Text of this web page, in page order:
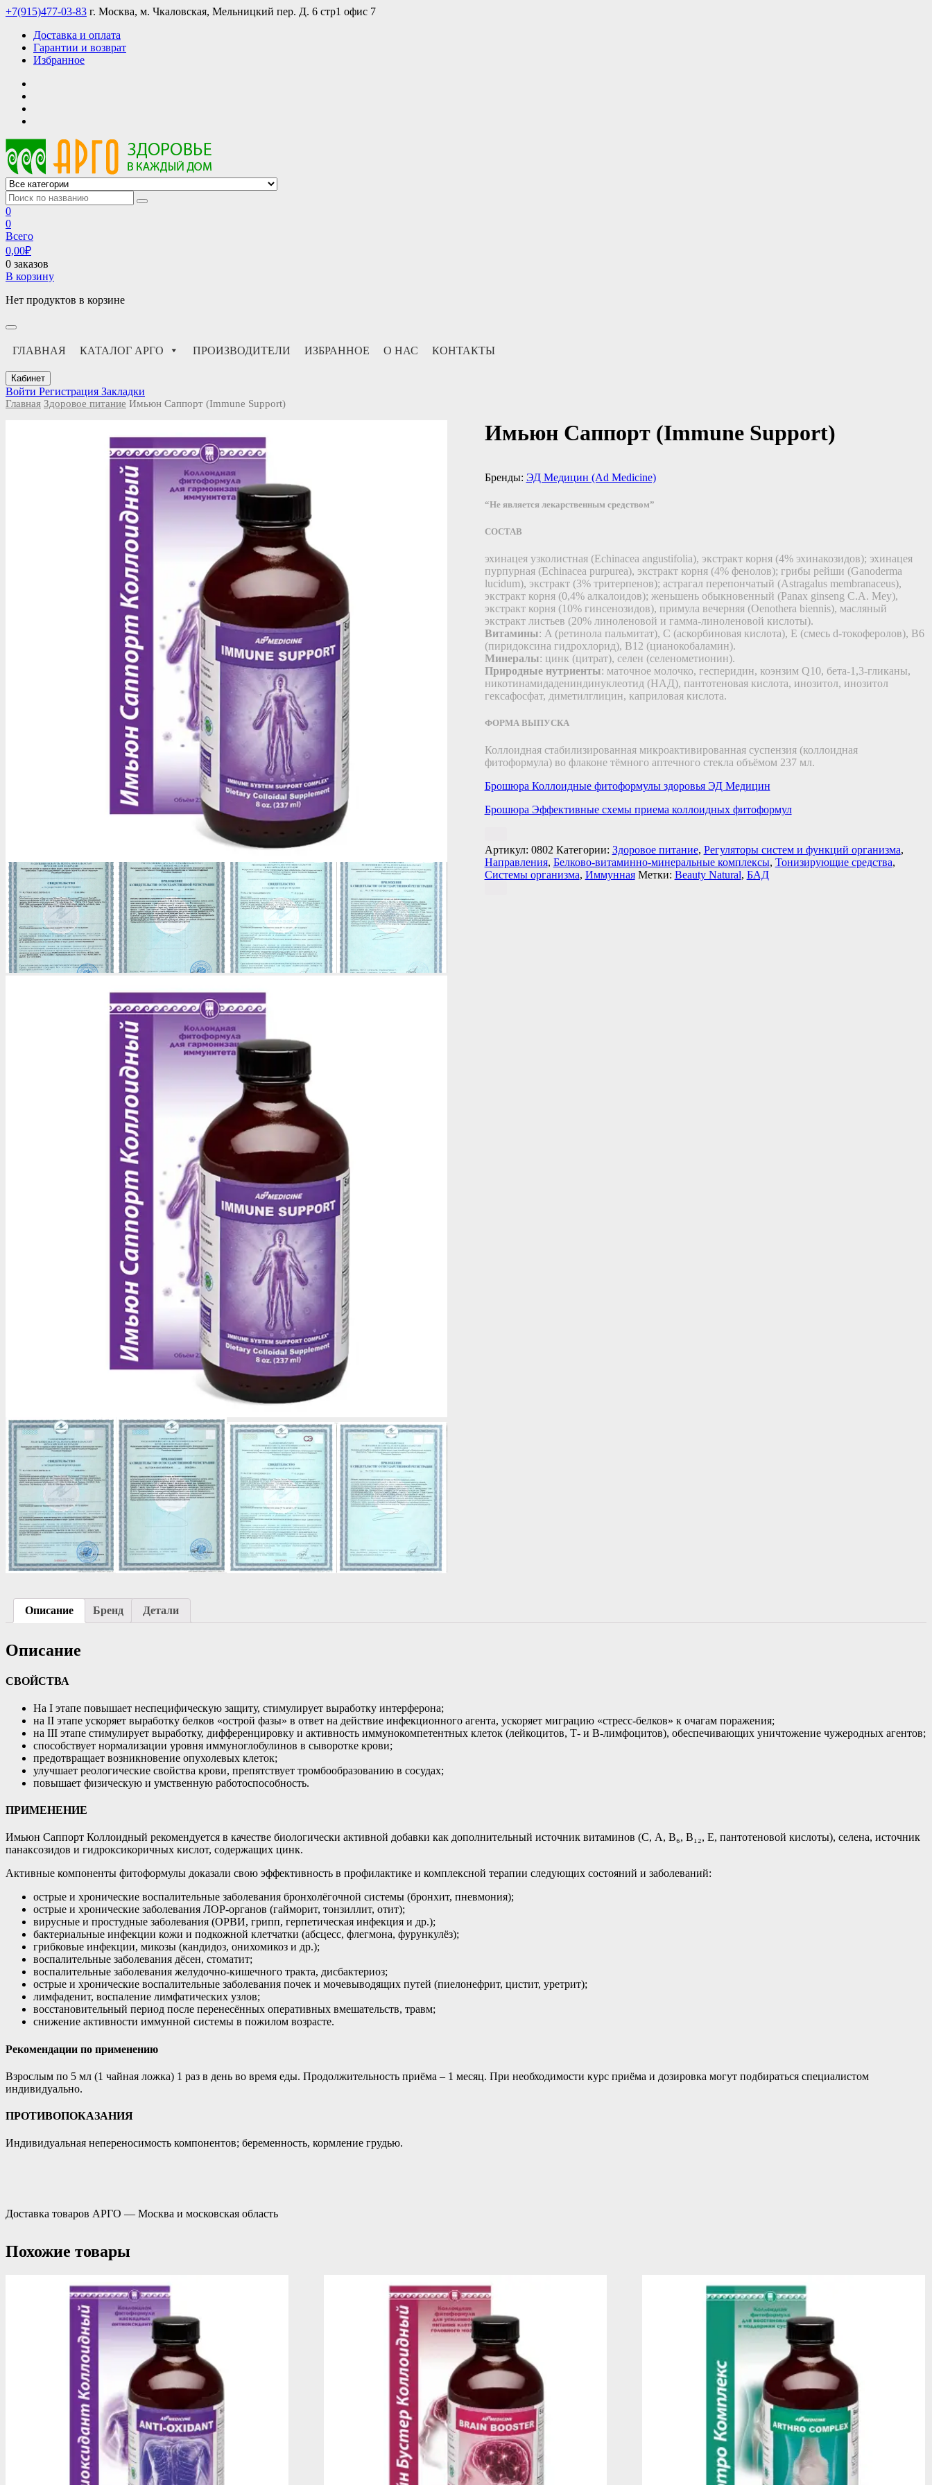
Skip
content
+7(915)477-03-83 г. Москва, м. Чкаловская, Мельницкий пер. Д. 6 стр1 офис 7
Доставка и оплата
Гарантии и возврат
Избранное
АРГО интернет магазин, доставка в Москве и по всей России
АРГО каталог каталог продукции, официальные цены
0
0
Всего
0,00₽
0 заказов
В корзину
Нет продуктов в корзине
ГЛАВНАЯ КАТАЛОГ АРГО ПРОИЗВОДИТЕЛИ ИЗБРАННОЕ О НАС КОНТАКТЫ
Кабинет
Войти Регистрация Закладки
Главная Здоровое питание Имьюн Саппорт (Immune Support)
Имьюн Саппорт (Immune Support)
Бренды: ЭД Медицин (Ad Medicine)
“Не является лекарственным средством”
СОСТАВ
эхинацея узколистная (Echinacea angustifolia), экстракт корня (4% эхинакозидов); эхинацея
пурпурная (Echinacea purpurea), экстракт корня (4% фенолов); грибы рейши (Ganoderma
lucidum), экстракт (3% тритерпенов); астрагал перепончатый (Astragalus membranaceus),
экстракт корня (0,4% алкалоидов); женьшень обыкновенный (Panax ginseng С.А. Mey),
экстракт корня (10% гинсенозидов), примула вечерняя (Oenothera biennis), масляный
экстракт листьев (20% линоленовой и гамма-линоленовой кислоты).
Витамины: A (ретинола пальмитат), С (аскорбиновая кислота), E (смесь d-токоферолов), B6
(пиридоксина гидрохлорид), B12 (цианокобаламин).
Минералы: цинк (цитрат), селен (селенометионин).
Природные нутриенты: маточное молочко, гесперидин, коэнзим Q10, бета-1,3-гликаны,
никотинамидадениндинуклеотид (НАД), пантотеновая кислота, инозитол, инозитол
гексафосфат, диметилглицин, каприловая кислота.
ФОРМА ВЫПУСКА
Коллоидная стабилизированная микроактивированная суспензия (коллоидная
фитоформула) во флаконе тёмного аптечного стекла объёмом 237 мл.
Брошюра Коллоидные фитоформулы здоровья ЭД Медицин
Брошюра Эффективные схемы приема коллоидных фитоформул
Артикул: 0802 Категории: Здоровое питание, Регуляторы систем и функций организма,
Направления, Белково-витаминно-минеральные комплексы, Тонизирующие средства,
Системы организма, Иммунная Метки: Beauty Natural, БАД
Описание Бренд Детали
Описание
СВОЙСТВА
На I этапе повышает неспецифическую защиту, стимулирует выработку интерферона;
на II этапе ускоряет выработку белков «острой фазы» в ответ на действие инфекционного агента, ускоряет миграцию «стресс-белков» к очагам поражения;
на III этапе стимулирует выработку, дифференцировку и активность иммунокомпетентных клеток (лейкоцитов, Т- и В-лимфоцитов), обеспечивающих уничтожение чужеродных агентов;
способствует нормализации уровня иммуноглобулинов в сыворотке крови;
предотвращает возникновение опухолевых клеток;
улучшает реологические свойства крови, препятствует тромбообразованию в сосудах;
повышает физическую и умственную работоспособность.
ПРИМЕНЕНИЕ
Имьюн Саппорт Коллоидный рекомендуется в качестве биологически активной добавки как дополнительный источник витаминов (С, А, В₆, В₁₂, Е, пантотеновой кислоты), селена, источник
панаксозидов и гидроксикоричных кислот, содержащих цинк.
Активные компоненты фитоформулы доказали свою эффективность в профилактике и комплексной терапии следующих состояний и заболеваний:
острые и хронические воспалительные заболевания бронхолёгочной системы (бронхит, пневмония);
острые и хронические заболевания ЛОР-органов (гайморит, тонзиллит, отит);
вирусные и простудные заболевания (ОРВИ, грипп, герпетическая инфекция и др.);
бактериальные инфекции кожи и подкожной клетчатки (абсцесс, флегмона, фурункулёз);
грибковые инфекции, микозы (кандидоз, онихомикоз и др.);
воспалительные заболевания дёсен, стоматит;
воспалительные заболевания желудочно-кишечного тракта, дисбактериоз;
острые и хронические воспалительные заболевания почек и мочевыводящих путей (пиелонефрит, цистит, уретрит);
лимфаденит, воспаление лимфатических узлов;
восстановительный период после перенесённых оперативных вмешательств, травм;
снижение активности иммунной системы в пожилом возрасте.
Рекомендации по применению
Взрослым по 5 мл (1 чайная ложка) 1 раз в день во время еды. Продолжительность приёма – 1 месяц. При необходимости курс приёма и дозировка могут подбираться специалистом
индивидуально.
ПРОТИВОПОКАЗАНИЯ
Индивидуальная непереносимость компонентов; беременность, кормление грудью.
Доставка товаров АРГО — Москва и московская область
Похожие товары